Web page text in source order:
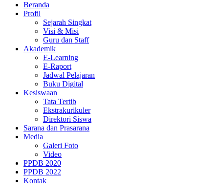
Beranda
Profil
Sejarah Singkat
Visi & Misi
Guru dan Staff
Akademik
E-Learning
E-Raport
Jadwal Pelajaran
Buku Digital
Kesiswaan
Tata Tertib
Ekstrakurikuler
Direktori Siswa
Sarana dan Prasarana
Media
Galeri Foto
Video
PPDB 2020
PPDB 2022
Kontak